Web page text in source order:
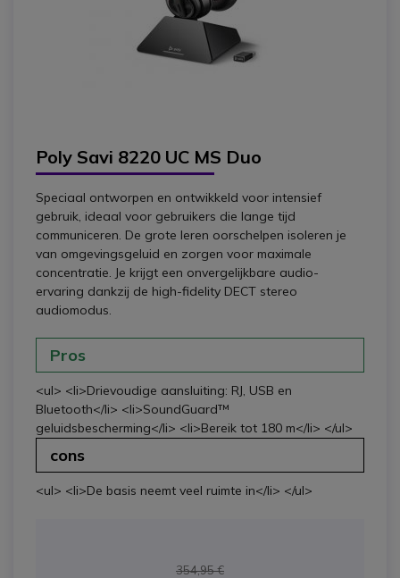
Poly Savi 8220 UC MS Duo
Speciaal ontworpen en ontwikkeld voor intensief
gebruik, ideaal voor gebruikers die lange tijd
communiceren. De grote leren oorschelpen isoleren je
van omgevingsgeluid en zorgen voor maximale
concentratie. Je krijgt een onvergelijkbare audio-
ervaring dankzij de high-fidelity DECT stereo
audiomodus.
Pros
<ul> <li>Drievoudige aansluiting: RJ, USB en
Bluetooth</li> <li>SoundGuard™
geluidsbescherming</li> <li>Bereik tot 180 m</li> </ul>
cons
<ul> <li>De basis neemt veel ruimte in</li> </ul>
354,95 €